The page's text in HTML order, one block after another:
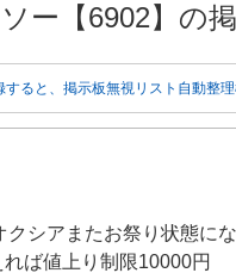
ー【6902】の
すると、掲示板無視リスト自動整
クシア またお祭り状態に
ば値上り制限10000円